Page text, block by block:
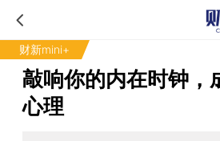
财新mini+
敲响你的内在时钟，
心理